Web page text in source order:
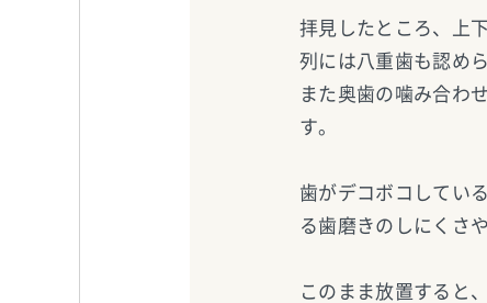
拝見したところ、上
列には八重歯も認め
また奥歯の噛み合わ
す。
歯がデコボコしてい
る歯磨きのしにくさ
このまま放置すると